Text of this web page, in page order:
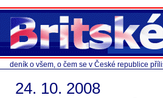
deník o všem, o čem se v České republice
24. 10. 2008